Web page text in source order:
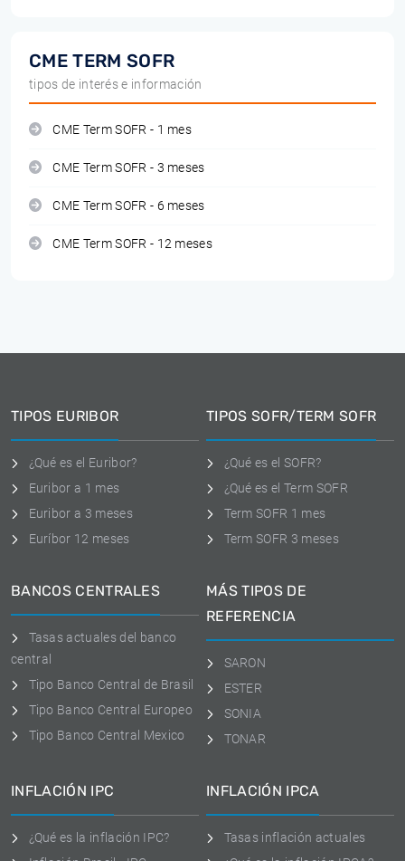
CME TERM SOFR
tipos de interés e información
CME Term SOFR - 1 mes
CME Term SOFR - 3 meses
CME Term SOFR - 6 meses
CME Term SOFR - 12 meses
TIPOS EURIBOR
¿Qué es el Euribor?
Euribor a 1 mes
Euribor a 3 meses
Euríbor 12 meses
TIPOS SOFR/TERM SOFR
¿Qué es el SOFR?
¿Qué es el Term SOFR
Term SOFR 1 mes
Term SOFR 3 meses
BANCOS CENTRALES
Tasas actuales del banco
central
Tipo Banco Central de Brasil
Tipo Banco Central Europeo
Tipo Banco Central Mexico
MÁS TIPOS DE
REFERENCIA
SARON
ESTER
SONIA
TONAR
INFLACIÓN IPC
¿Qué es la inflación IPC?
INFLACIÓN IPCA
Tasas inflación actuales